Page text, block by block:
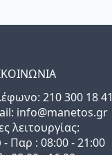
210 300 18 41
info@manetos.gr
λειτουργίας:
- Παρ : 08:00 - 21:00